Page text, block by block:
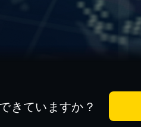
を求めるよう促しています。
きていますか？